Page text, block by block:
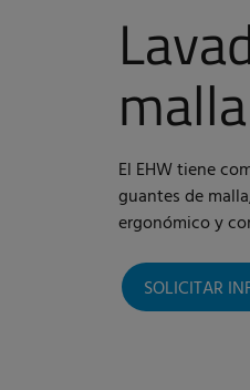
malla
El EHW tiene
guantes de
ergonómico y
SOLICITAR